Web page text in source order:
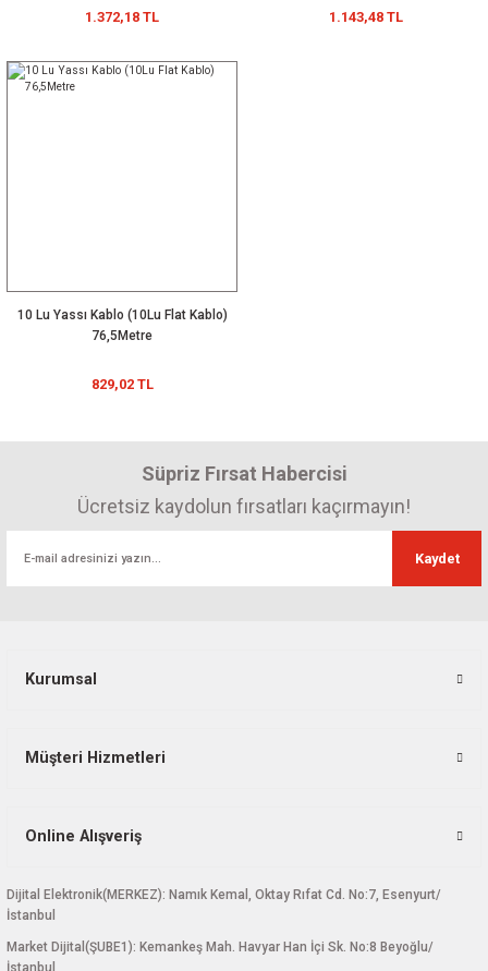
1.372,18 TL 1.143,48 TL
10 Lu Yassı Kablo (10Lu Flat Kablo)
76,5Metre
829,02 TL
Süpriz Fırsat Habercisi
Ücretsiz kaydolun fırsatları kaçırmayın!
Kaydet
Kurumsal
Müşteri Hizmetleri
Online Alışveriş
Dijital Elektronik(MERKEZ): Namık Kemal, Oktay Rıfat Cd. No:7, Esenyurt/
İstanbul
Market Dijital(ŞUBE1): Kemankeş Mah. Havyar Han İçi Sk. No:8 Beyoğlu/
İstanbul